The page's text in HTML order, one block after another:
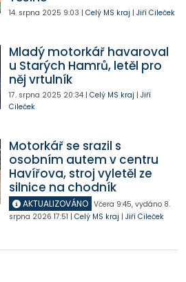
14. srpna 2025 9:03 | Celý MS kraj | Jiří Cileček
Mladý motorkář havaroval
u Starých Hamrů, letěl pro
něj vrtulník
17. srpna 2025 20:34| Celý MS kraj | Jiří
Cileček
Motorkář se srazil s
osobním autem v centru
Havířova, stroj vyletěl ze
silnice na chodník
AKTUALIZOVÁNO Včera 9:45, vydáno 8.
srpna 2026 17:51 | Celý MS kraj | Jiří Cileček